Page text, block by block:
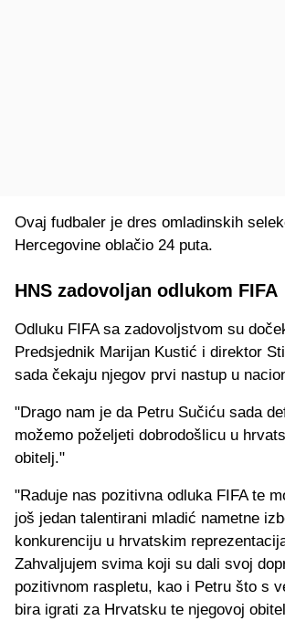
Ovaj fudbaler je dres omladinskih
Hercegovine oblačio 24 puta.
HNS zadovoljan odlukom FIFA
Odluku FIFA sa zadovoljstvom su
Predsjednik Marijan Kustić i direktor
sada čekaju njegov prvi nastup u
"Drago nam je da Petru Sučiću sada
možemo poželjeti dobrodošlicu u
obitelj."
"Raduje nas pozitivna odluka FIFA te
još jedan talentirani mladić nametne
konkurenciju u hrvatskim
Zahvaljujem svima koji su dali svoj
pozitivnom raspletu, kao i Petru što s
bira igrati za Hrvatsku te njegovoj